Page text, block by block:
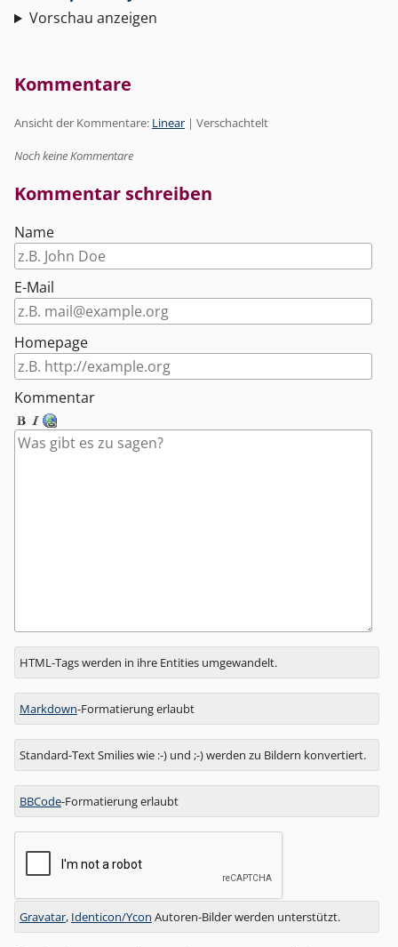
Vorschau anzeigen
Kommentare
Ansicht der Kommentare: Linear | Verschachtelt
Noch keine Kommentare
Kommentar schreiben
Name
E-Mail
Homepage
Kommentar
Antwort
zu
HTML-Tags werden in ihre Entities umgewandelt.
Markdown-Formatierung erlaubt
Standard-Text Smilies wie :-) und ;-) werden zu Bildern konvertiert.
BBCode-Formatierung erlaubt
Gravatar, Identicon/Ycon Autoren-Bilder werden unterstützt.